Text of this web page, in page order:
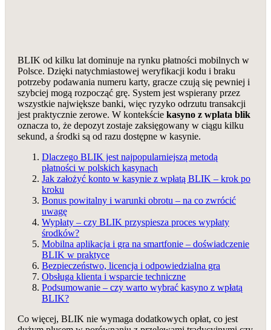
BLIK od kilku lat dominuje na rynku płatności mobilnych w
Polsce. Dzięki natychmiastowej weryfikacji kodu i braku
potrzeby podawania numeru karty, gracze czują się pewniej i
szybciej mogą rozpocząć grę. System jest wspierany przez
wszystkie największe banki, więc ryzyko odrzutu transakcji
jest praktycznie zerowe. W kontekście kasyno z wplata blik
oznacza to, że depozyt zostaje zaksięgowany w ciągu kilku
sekund, a środki są od razu dostępne w kasynie.
Dlaczego BLIK jest najpopularniejszą metodą
płatności w polskich kasynach
Jak założyć konto w kasynie z wpłatą BLIK – krok po
kroku
Bonus powitalny i warunki obrotu – na co zwrócić
uwagę
Wypłaty – czy BLIK przyspiesza proces wypłaty
środków?
Mobilna aplikacja i gra na smartfonie – doświadczenie
BLIK w praktyce
Bezpieczeństwo, licencja i odpowiedzialna gra
Obsługa klienta i wsparcie techniczne
Podsumowanie – czy warto wybrać kasyno z wpłatą
BLIK?
Co więcej, BLIK nie wymaga dodatkowych opłat, co jest